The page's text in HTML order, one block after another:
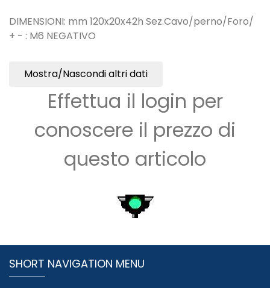
DIMENSIONI: mm 120x20x42h Sez.Cavo/perno/Foro/
+ - : M6 NEGATIVO
Mostra/Nascondi altri dati
Effettua il login per
conoscere il prezzo di
questo articolo
SHORT NAVIGATION MENU